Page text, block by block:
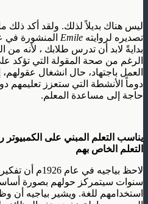
ليس هناك بديلاً لذلك. ولقد أكد
تصديره لروايته Emile
بدايةً لابد أن تدرس طلابك ، لأنه من
الرغم من صحة المقولة التي تؤكد
العمل باجتهاد، حال انشغال
دوماً الأنشطة التي ستعزز تعليمهم
حاجة إلى مساعدة المعلم.
يناسب التعلم المبني على
التعلم الخاص بهم
لاحظ بياجيه في
سنوات سيتمركز حولهم بصورة
استخدامهم للغة. ويشير بياجيه أن